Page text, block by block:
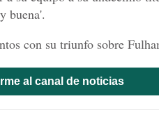
buena'.
con su triunfo sobre
al canal de noticias